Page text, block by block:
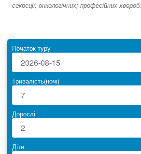
секреції; онкологічних; професійних хвороб.
Початок туру
2026-08-15
Тривалість(ночі)
Дорослі
2
Діти